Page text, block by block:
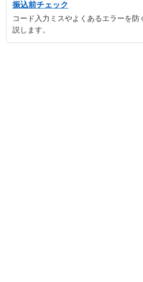
振込前チェック
コード入力ミスやよくあるエラーを防
説します。